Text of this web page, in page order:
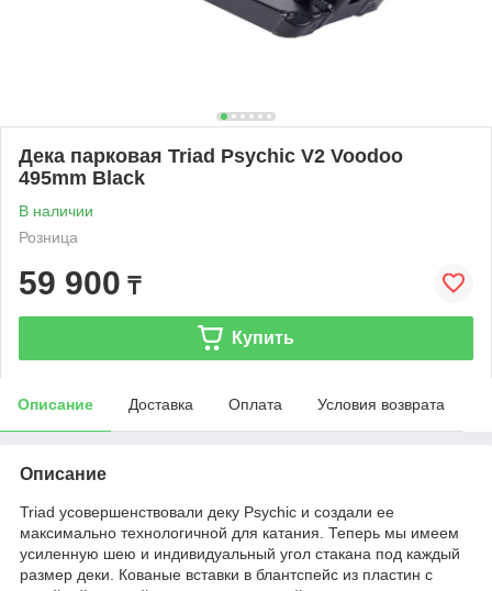
Дека парковая Triad Psychic V2 Voodoo
495mm Black
В наличии
Розница
59 900 ₸
Купить
Описание Доставка Оплата Условия возврата
Описание
Triad усовершенствовали деку Psychic и создали ее
максимально технологичной для катания. Теперь мы имеем
усиленную шею и индивидуальный угол стакана под каждый
размер деки. Кованые вставки в блантспейс из пластин с